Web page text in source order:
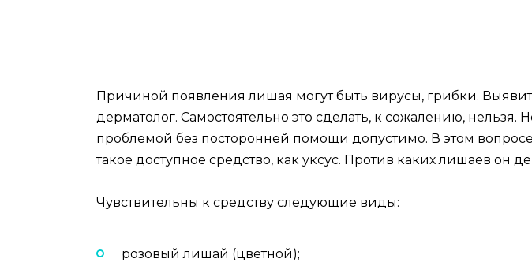
Причиной появления лишая могут быть вирусы, грибки.
дерматолог. Самостоятельно это сделать, к сожалению, нельзя.
проблемой без посторонней помощи допустимо. В этом вопросе
такое доступное средство, как уксус. Против каких лишаев он
Чувствительны к средству следующие виды:
розовый лишай (цветной);